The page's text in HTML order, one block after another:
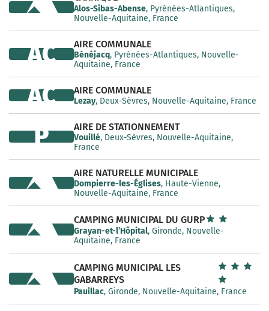
Alos-Sibas-Abense, Pyrénées-Atlantiques,
Nouvelle-Aquitaine, France
AIRE COMMUNALE
Bénéjacq, Pyrénées-Atlantiques, Nouvelle-
Aquitaine, France
AC
AIRE COMMUNALE
Lezay, Deux-Sèvres, Nouvelle-Aquitaine, France
AC
AIRE DE STATIONNEMENT
Vouillé, Deux-Sèvres, Nouvelle-Aquitaine,
France
P
AIRE NATURELLE MUNICIPALE
Dompierre-les-Églises, Haute-Vienne,
Nouvelle-Aquitaine, France
CAMPING MUNICIPAL DU GURP
Grayan-et-l’Hôpital, Gironde, Nouvelle-
Aquitaine, France
CAMPING MUNICIPAL LES
GABARREYS
Pauillac, Gironde, Nouvelle-Aquitaine, France